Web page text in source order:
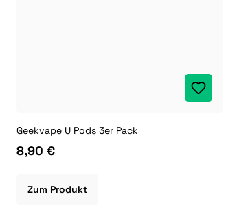
Geekvape U Pods 3er Pack
8,90 €
Zum Produkt